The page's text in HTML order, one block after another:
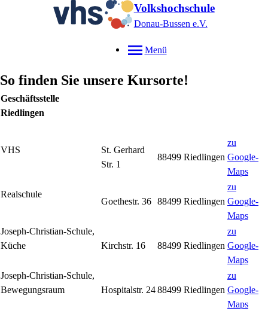
Volkshochschule
Donau-Bussen e.V.
Menü
So finden Sie unsere Kursorte!
Geschäftsstelle
Riedlingen
VHS
St. Gerhard
Str. 1
88499 Riedlingen
zu
Google-
Maps
Realschule
Goethestr. 36 88499 Riedlingen
zu
Google-
Maps
Joseph-Christian-Schule,
Küche
Kirchstr. 16 88499 Riedlingen
zu
Google-
Maps
Joseph-Christian-Schule,
Bewegungsraum
Hospitalstr. 2488499 Riedlingen
zu
Google-
Maps